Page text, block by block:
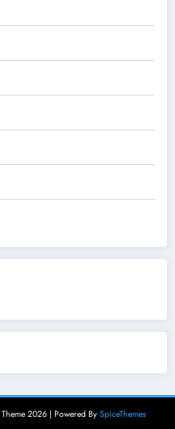
Theme 2026 | Powered By SpiceThemes